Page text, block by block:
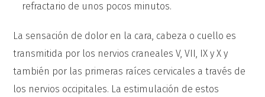
refractario de unos pocos minutos.
La sensación de dolor en la cara, cabeza o cuello es
transmitida por los nervios craneales V, VII, IX y X y
también por las primeras raíces cervicales a través de
los nervios occipitales. La estimulación de estos